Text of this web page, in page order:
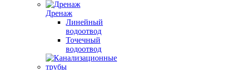
Дренаж
Линейный
водоотвод
Точечный
водоотвод